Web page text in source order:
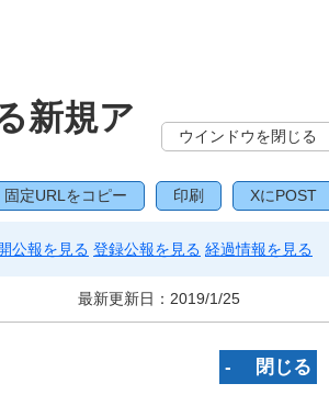
新規ア
ウインドウを閉じる
固定URLをコピー 印刷 XにPOST
公報を見る 登録公報を見る 経過情報を見る
最新更新日： 2019/1/25
‐ 閉じる